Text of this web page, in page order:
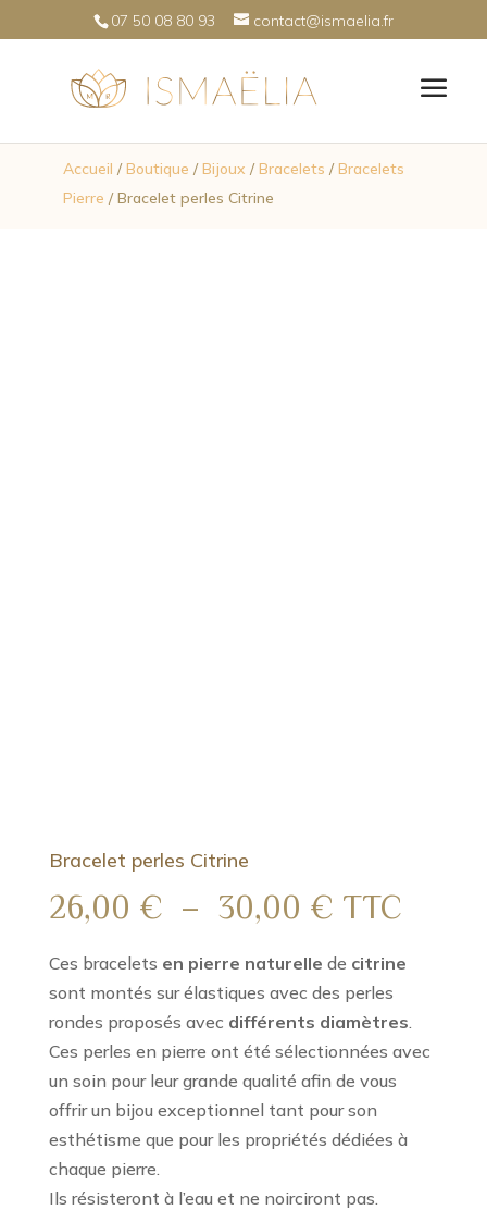
07 50 08 80 93 contact@ismaelia.fr
Accueil /Boutique /Bijoux /Bracelets /Bracelets
Pierre / Bracelet perles Citrine
Bracelet perles Citrine
26,00 € – 30,00 €Plage
prix :
26,00 €
à
30,00 €
TTC
Ces bracelets en pierre naturelle de citrine
sont montés sur élastiques avec des perles
rondes proposés avec différents diamètres.
Ces perles en pierre ont été sélectionnées avec
un soin pour leur grande qualité afin de vous
offrir un bijou exceptionnel tant pour son
esthétisme que pour les propriétés dédiées à
chaque pierre.
Ils résisteront à l’eau et ne noirciront pas.